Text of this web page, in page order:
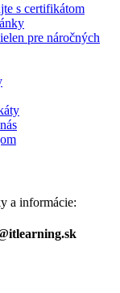
s certifikátom
pre náročných
a informácie: